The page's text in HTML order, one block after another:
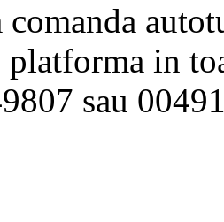
comanda
platforma in
sau